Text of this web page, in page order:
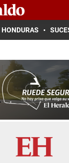
HONDURAS